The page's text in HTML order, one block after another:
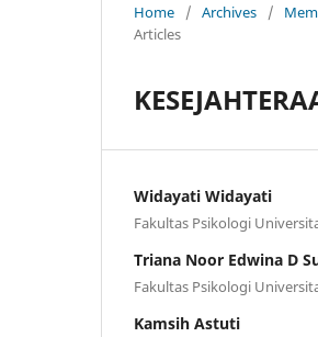
Home / Archives /
Articles
Widayati Widayati
Fakultas Psikologi
Triana Noor Edwina D
Fakultas Psikologi
Kamsih Astuti